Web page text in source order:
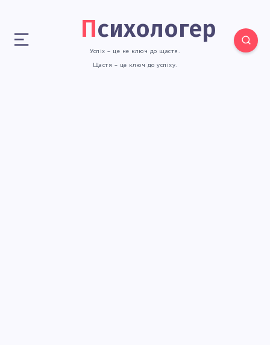
Психологер
Успіх – це не ключ до щастя.
Щастя – це ключ до успіху.